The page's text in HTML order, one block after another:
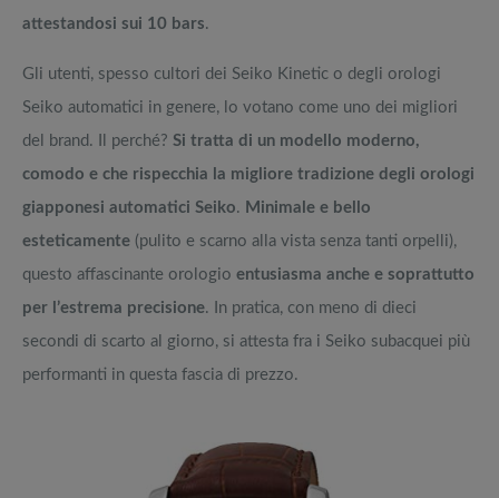
attestandosi sui 10 bars.
Gli utenti, spesso cultori dei Seiko Kinetic o degli orologi
Seiko automatici in genere, lo votano come uno dei migliori
del brand. Il perché? Si tratta di un modello moderno,
comodo e che rispecchia la migliore tradizione degli orologi
giapponesi automatici Seiko. Minimale e bello
esteticamente (pulito e scarno alla vista senza tanti orpelli),
questo affascinante orologio entusiasma anche e soprattutto
per l’estrema precisione. In pratica, con meno di dieci
secondi di scarto al giorno, si attesta fra i Seiko subacquei più
performanti in questa fascia di prezzo.